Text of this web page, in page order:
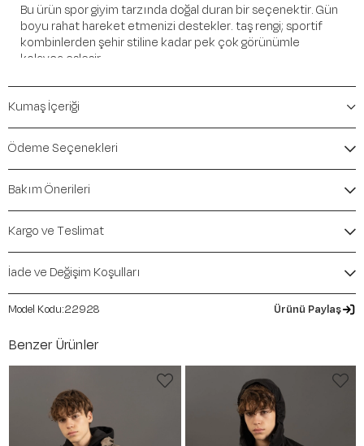
Bu ürün spor giyim tarzında doğal duran bir seçenektir. Gün
boyu rahat hareket etmenizi destekler. taş rengi; sportif
kombinlerden şehir stiline kadar pek çok görünümle
kolayca eşleşir.
Öne Çıkan Detaylar
Marka:Maraton
Renk:taş
Elastane
Kalıp / Form:Comfort
Mevsim:İlkbahar-Yaz
Kumaş İçeriği
Ödeme Seçenekleri
Bakım Önerileri
Kargo ve Teslimat
İade ve Değişim Koşulları
22928 Ürünü Paylaş
Benzer Ürünler